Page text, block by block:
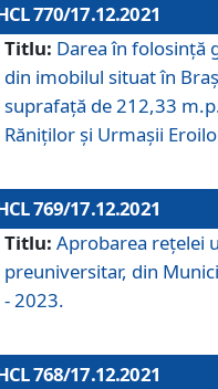
770/17.12.2021
Titlu: Darea în folosinţă
din imobilul situat în
suprafaţă de 212,33
Răniţilor şi Urmaşii
769/17.12.2021
Titlu: Aprobarea reţelei
preuniversitar, din
- 2023.
768/17.12.2021